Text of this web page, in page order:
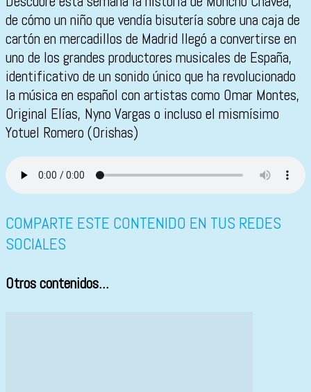
de cómo un niño que vendía bisutería sobre una caja de
cartón en mercadillos de Madrid llegó a convertirse en
uno de los grandes productores musicales de España,
identificativo de un sonido único que ha revolucionado
la música en español con artistas como Omar Montes,
Original Elías, Nyno Vargas o incluso el mismísimo
Yotuel Romero (Orishas)
COMPARTE ESTE CONTENIDO EN TUS REDES
SOCIALES
Otros contenidos...